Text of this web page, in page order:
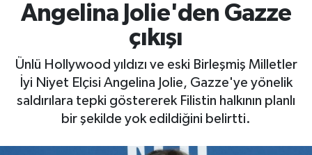
Angelina Jolie'den Gazze
çıkışı
Ünlü Hollywood yıldızı ve eski Birleşmiş Milletler
İyi Niyet Elçisi Angelina Jolie, Gazze'ye yönelik
saldırılara tepki göstererek Filistin halkının planlı
bir şekilde yok edildiğini belirtti.